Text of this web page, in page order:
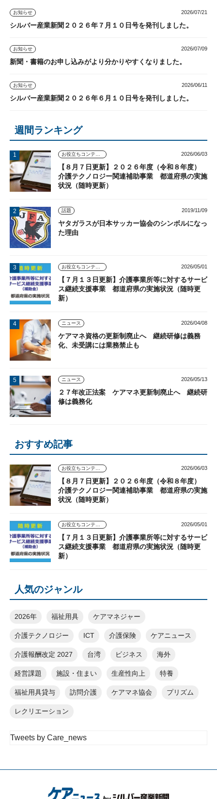
お知らせ 2026/07/21
シルバー産業新聞２０２６年７月１０日号を発刊しました。
お知らせ 2026/07/09
新聞・書籍のお申し込みがより分かりやすくなりました。
お知らせ 2026/06/11
シルバー産業新聞２０２６年６月１０日号を発刊しました。
週間ランキング
2026/06/03
【８月７日更新】２０２６年度（令和８年度）
介護テクノロジー関連補助事業 都道府県の実施
状況（随時更新）
話題 2019/11/09
ヤタガラスが日本サッカー協会のシンボルになっ
た理由
2026/05/01
【７月１３日更新】介護事業所等に対するサービ
ス継続支援事業 都道府県の実施状況（随時更
新）
ニュース 2026/04/08
ケアマネ資格の更新制廃止へ 継続研修は義務
化、未受講には業務禁止も
ニュース 2026/05/13
２７年改正法案 ケアマネ更新制廃止へ 継続研
修は義務化
おすすめ記事
2026/06/03
【８月７日更新】２０２６年度（令和８年度）
介護テクノロジー関連補助事業 都道府県の実施
状況（随時更新）
2026/05/01
【７月１３日更新】介護事業所等に対するサービ
ス継続支援事業 都道府県の実施状況（随時更
新）
人気のジャンル
2026年 福祉用具 ケアマネジャー
介護テクノロジー ICT 介護保険 ケアニュース
介護報酬改定 2027 台湾 ビジネス 海外
経営課題 施設・住まい 生産性向上 特養
福祉用具貸与 訪問介護 ケアマネ協会 プリズム
レクリエーション
Tweets by Care_news